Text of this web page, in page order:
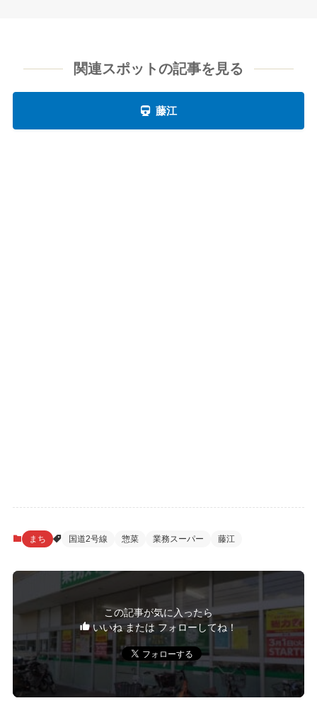
関連スポットの記事を見る
藤江
まち 国道2号線 惣菜 業務スーパー 藤江
この記事が気に入ったら
いいね または フォローしてね！